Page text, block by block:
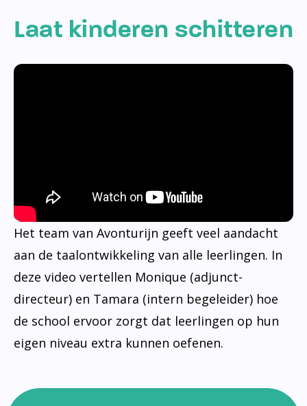
Laat kinderen schitteren
Het team van Avonturijn geeft veel aandacht
aan de taalontwikkeling van alle leerlingen. In
deze video vertellen Monique (adjunct-
directeur) en Tamara (intern begeleider) hoe
de school ervoor zorgt dat leerlingen op hun
eigen niveau extra kunnen oefenen.